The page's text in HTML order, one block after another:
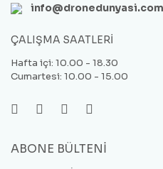
info@dronedunyasi.com
ÇALIŞMA SAATLERİ
Hafta içi: 10.00 - 18.30
Cumartesi: 10.00 - 15.00
ABONE BÜLTENİ